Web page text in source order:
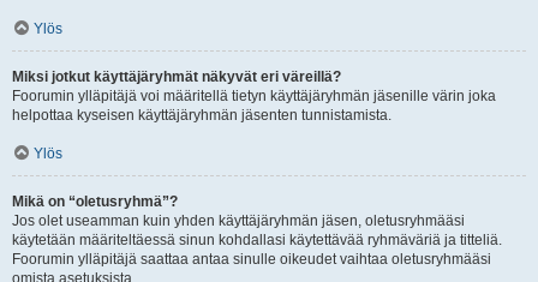
Ylös
Miksi jotkut käyttäjäryhmät näkyvät eri väreillä?
Foorumin ylläpitäjä voi määritellä tietyn käyttäjäryhmän jäsenille värin joka
helpottaa kyseisen käyttäjäryhmän jäsenten tunnistamista.
Ylös
Mikä on “oletusryhmä”?
Jos olet useamman kuin yhden käyttäjäryhmän jäsen, oletusryhmääsi
käytetään määriteltäessä sinun kohdallasi käytettävää ryhmäväriä ja titteliä.
Foorumin ylläpitäjä saattaa antaa sinulle oikeudet vaihtaa oletusryhmääsi
omista asetuksista.